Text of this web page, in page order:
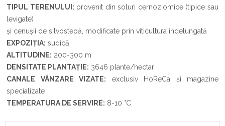
TIPUL TERENULUI: provenit din soluri cernoziomice (tipice sau
levigate)
și cenușii de silvostepă, modificate prin viticultura îndelungată
EXPOZIȚIA: sudică
ALTITUDINE: 200-300 m
DENSITATE PLANTAȚIE: 3646 plante/hectar
CANALE VÂNZARE VIZATE: exclusiv HoReCa și magazine
specializate
TEMPERATURA DE SERVIRE: 8-10 °C